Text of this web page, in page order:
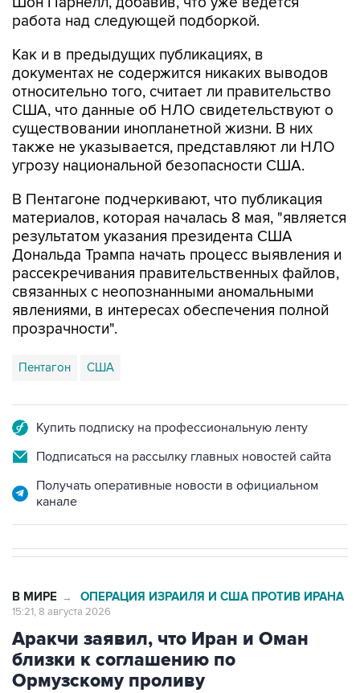
работа над следующей подборкой.
Как и в предыдущих публикациях, в
документах не содержится никаких выводов
относительно того, считает ли правительство
США, что данные об НЛО свидетельствуют о
существовании инопланетной жизни. В них
также не указывается, представляют ли НЛО
угрозу национальной безопасности США.
В Пентагоне подчеркивают, что публикация
материалов, которая началась 8 мая, "является
результатом указания президента США
Дональда Трампа начать процесс выявления и
рассекречивания правительственных файлов,
связанных с неопознанными аномальными
явлениями, в интересах обеспечения полной
прозрачности".
Пентагон США
Купить подписку на профессиональную ленту
Подписаться на рассылку главных новостей сайта
Получать оперативные новости в официальном
канале
В МИРЕ → ОПЕРАЦИЯ ИЗРАИЛЯ И США ПРОТИВ ИРАНА
15:21, 8 августа 2026
Аракчи заявил, что Иран и Оман
близки к соглашению по
Ормузскому проливу